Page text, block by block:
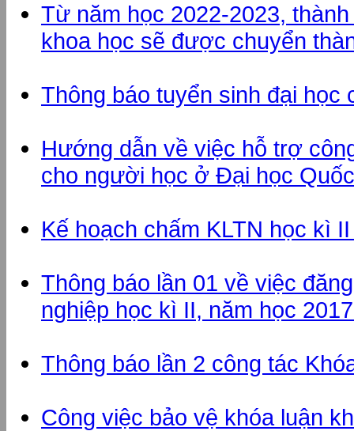
Từ năm học 2022-2023,
khoa học sẽ được chuyển
Thông báo tuyển sinh đại học
Hướng dẫn về việc hỗ trợ
cho người học ở Đại học
Kế hoạch chấm KLTN học kì
Thông báo lần 01 về việc
nghiệp học kì II, năm học
Thông báo lần 2 công tác
Công việc bảo vệ khóa luận